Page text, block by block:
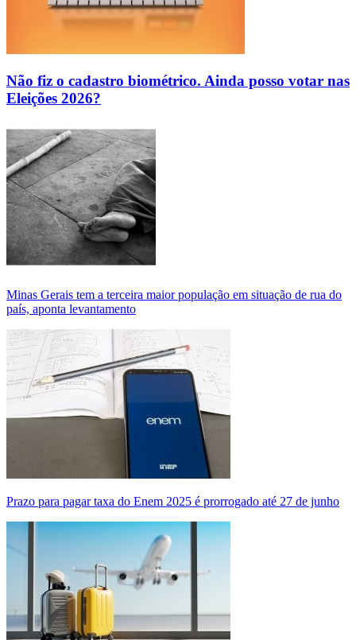
Não fiz o cadastro biométrico. Ainda posso votar nas
Eleições 2026?
Minas Gerais tem a terceira maior população em situação de rua do
país, aponta levantamento
Prazo para pagar taxa do Enem 2025 é prorrogado até 27 de junho